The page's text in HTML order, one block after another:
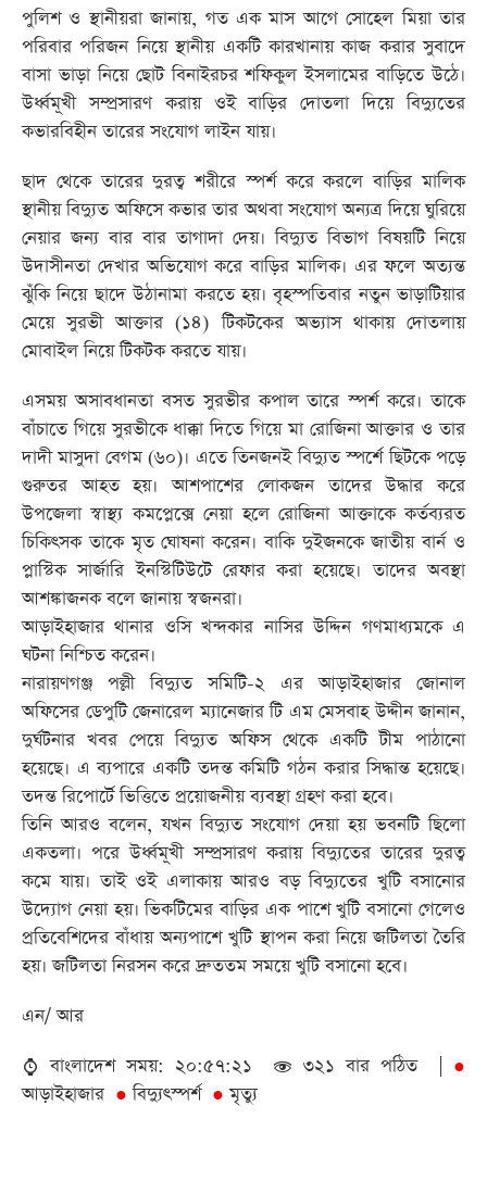
পুলিশ ও স্থানীয়রা জানায়, গত এক মাস আগে সোহেল মিয়া তার
পরিবার পরিজন নিয়ে স্থানীয় একটি কারখানায় কাজ করার সুবাদে
বাসা ভাড়া নিয়ে ছোট বিনাইরচর শফিকুল ইসলামের বাড়িতে উঠে।
উর্ধ্বমূখী সম্প্রসারণ করায় ওই বাড়ির দোতলা দিয়ে বিদ্যুতের
কভারবিহীন তারের সংযোগ লাইন যায়।
ছাদ থেকে তারের দুরত্ব শরীরে স্পর্শ করে করলে বাড়ির মালিক
স্থানীয় বিদ্যুত অফিসে কভার তার অথবা সংযোগ অন্যত্র দিয়ে ঘুরিয়ে
নেয়ার জন্য বার বার তাগাদা দেয়। বিদ্যুত বিভাগ বিষয়টি নিয়ে
উদাসীনতা দেখার অভিযোগ করে বাড়ির মালিক। এর ফলে অত্যন্ত
ঝুঁকি নিয়ে ছাদে উঠানামা করতে হয়। বৃহস্পতিবার নতুন ভাড়াটিয়ার
মেয়ে সুরভী আক্তার (১৪) টিকটকের অভ্যাস থাকায় দোতলায়
মোবাইল নিয়ে টিকটক করতে যায়।
এসময় অসাবধানতা বসত সুরভীর কপাল তারে স্পর্শ করে। তাকে
বাঁচাতে গিয়ে সুরভীকে ধাক্কা দিতে গিয়ে মা রোজিনা আক্তার ও তার
দাদী মাসুদা বেগম (৬০)। এতে তিনজনই বিদ্যুত স্পর্শে ছিটকে পড়ে
গুরুতর আহত হয়। আশপাশের লোকজন তাদের উদ্ধার করে
উপজেলা স্বাস্থ্য কমপ্লেক্সে নেয়া হলে রোজিনা আক্তাকে কর্তব্যরত
চিকিৎসক তাকে মৃত ঘোষনা করেন। বাকি দুইজনকে জাতীয় বার্ন ও
প্লাস্টিক সার্জারি ইনস্টিটিউটে রেফার করা হয়েছে। তাদের অবস্থা
আশঙ্কাজনক বলে জানায় স্বজনরা।
আড়াইহাজার থানার ওসি খন্দকার নাসির উদ্দিন গণমাধ্যমকে এ
ঘটনা নিশ্চিত করেন।
নারায়ণগঞ্জ পল্লী বিদ্যুত সমিটি-২ এর আড়াইহাজার জোনাল
অফিসের ডেপুটি জেনারেল ম্যানেজার টি এম মেসবাহ উদ্দীন জানান,
দুর্ঘটনার খবর পেয়ে বিদ্যুত অফিস থেকে একটি টীম পাঠানো
হয়েছে। এ ব্যপারে একটি তদন্ত কমিটি গঠন করার সিদ্ধান্ত হয়েছে।
তদন্ত রিপোর্টে ভিত্তিতে প্রয়োজনীয় ব্যবস্থা গ্রহণ করা হবে।
তিনি আরও বলেন, যখন বিদ্যুত সংযোগ দেয়া হয় ভবনটি ছিলো
একতলা। পরে উর্ধ্বমূখী সম্প্রসারণ করায় বিদ্যুতের তারের দুরত্ব
কমে যায়। তাই ওই এলাকায় আরও বড় বিদ্যুতের খুটি বসানোর
উদ্যোগ নেয়া হয়। ভিকটিমের বাড়ির এক পাশে খুটি বসানো গেলেও
প্রতিবেশিদের বাঁধায় অন্যপাশে খুটি স্থাপন করা নিয়ে জটিলতা তৈরি
হয়। জটিলতা নিরসন করে দ্রুততম সময়ে খুটি বসানো হবে।
এন/ আর
বাংলাদেশ সময়: ২০:৫৭:২১
৩২১ বার পঠিত | ●
আড়াইহাজার ● বিদ্যুৎস্পর্শ ● মৃত্যু